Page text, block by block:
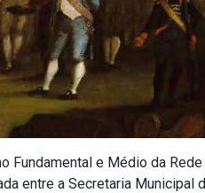
Fundamental e Médio da
entre a Secretaria Municipal